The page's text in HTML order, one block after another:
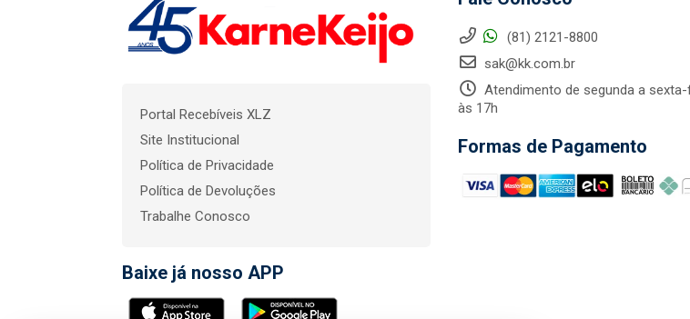
Portal Recebíveis XLZ
Site Institucional
Política de Privacidade
Política de Devoluções
Trabalhe Conosco
Baixe já nosso APP
(81) 2121-8800
sak@kk.com.br
Atendimento de segunda a
às 17h
Formas de Pagamento